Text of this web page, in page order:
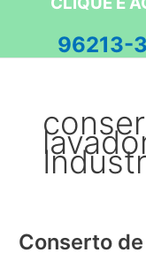
96213-
Conserto